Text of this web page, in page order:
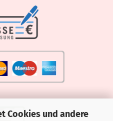
Cookies und andere